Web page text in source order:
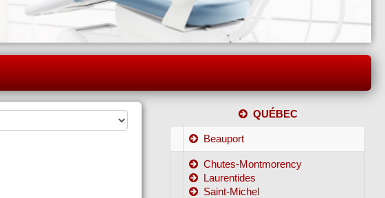
QUÉBEC
Beauport
Chutes-Montmorency
Laurentides
Saint-Michel